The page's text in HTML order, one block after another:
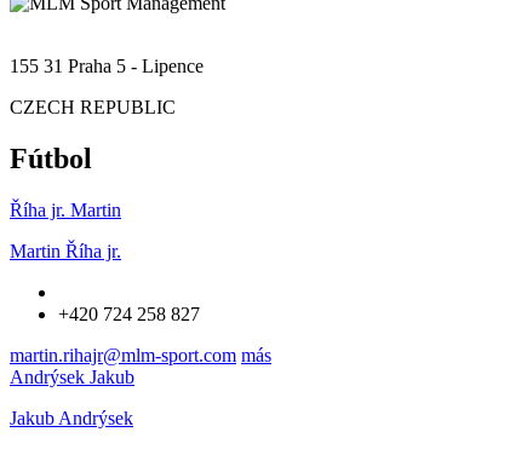
155 31 Praha 5 - Lipence
CZECH REPUBLIC
Fútbol
Říha jr. Martin
Martin Říha jr.
+420 724 258 827
martin.rihajr@mlm-sport.com más
Andrýsek Jakub
Jakub Andrýsek